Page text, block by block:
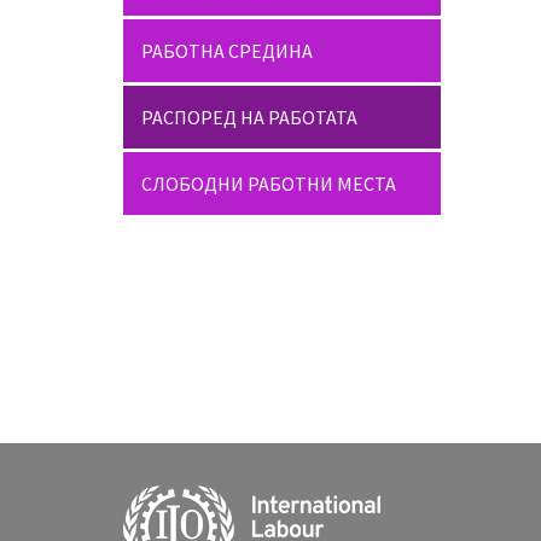
РАБОТНА СРЕДИНА
РАСПОРЕД НА РАБОТАТА
СЛОБОДНИ РАБОТНИ МЕСТА